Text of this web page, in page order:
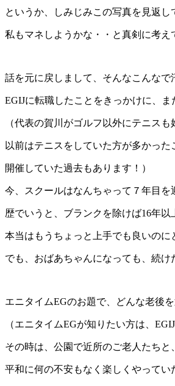
というか、しみじみこの写真を見返
私もマネしようかな・・と真剣に考え
話を元に戻しまして、そんなこんな
EGIJに転職したことをきっかけに、ま
（代表の賀川がゴルフ以外にテニス
以前はテニスをしていた方が多かっ
開催していた過去もあります！）
今、スクールはなんちゃって７年目を
歴でいうと、ブランクを除けば16年
本当はもうちょっと上手でも良いの
でも、おばあちゃんになっても、続け
エニタイムEGのお題で、どんな老後
（エニタイムEGが知りたい方は、
その時は、公園で近所のご老人たちと
平和に何の不安もなく楽しくやってい